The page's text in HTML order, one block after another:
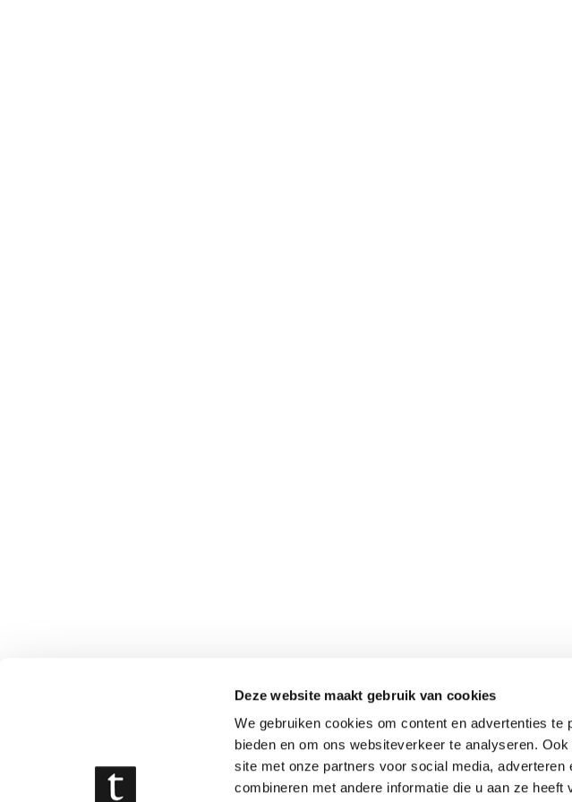
Deze website maakt gebruik van cookies
We gebruiken cookies om content en advertenties
bieden en om ons websiteverkeer te analyseren.
site met onze partners voor social media,
combineren met andere informatie die u aan ze